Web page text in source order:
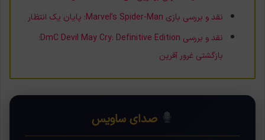
نقد و بررسی بازی Marvel’s Spider-Man؛ پایان یک انتظار
نقد و بررسی DmC Devil May Cry: Definitive Edition؛
بازگشتی غرور آفرین
صدای ساویس